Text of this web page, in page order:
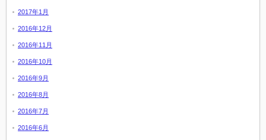
2017年1月
2016年12月
2016年11月
2016年10月
2016年9月
2016年8月
2016年7月
2016年6月